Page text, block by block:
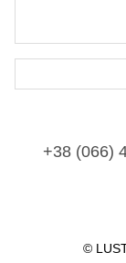
+38 (066)
©